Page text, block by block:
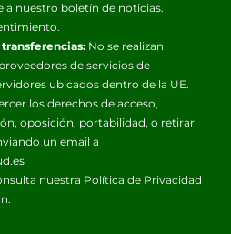
a nuestro boletín de noticias.
No se realizan
de servicios de
ubicados dentro de la UE.
los derechos de acceso,
oposición, portabilidad, o retirar
un email a
nuestra Política de Privacidad